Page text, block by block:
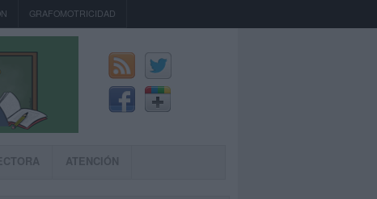
GRAFOMOTRICIDAD
ATENCIÓN